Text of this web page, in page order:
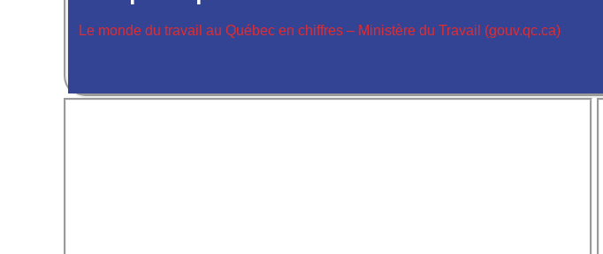
Le monde du travail au Québec en chiffres – Ministère du Travail (gouv.qc.ca)